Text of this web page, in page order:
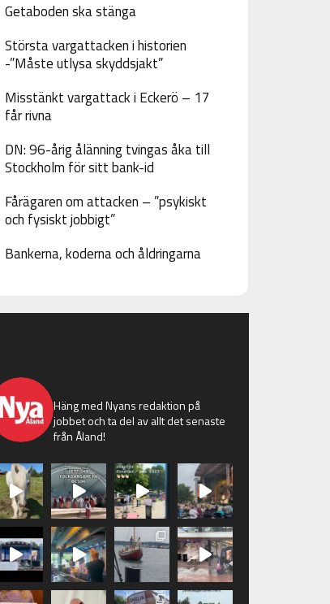
Getaboden ska stänga
Största vargattacken i historien
-”Måste utlysa skyddsjakt”
Misstänkt vargattack i Eckerö – 17
får rivna
DN: 96-årig ålänning tvingas åka till
Stockholm för sitt bank-id
Fårägaren om attacken – ”psykiskt
och fysiskt jobbigt”
Bankerna, koderna och åldringarna
Häng med Nyans redaktion på
jobbet och ta del av allt det senaste
från Åland!